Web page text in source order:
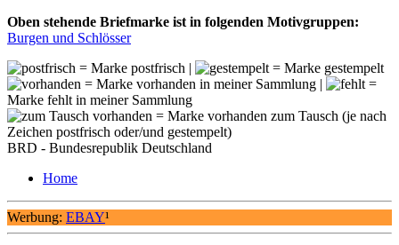
Oben stehende Briefmarke ist in folgenden Motivgruppen:
Burgen und Schlösser
= Marke postfrisch |
= Marke gestempelt
= Marke vorhanden in meiner Sammlung |
=
Marke fehlt in meiner Sammlung
= Marke vorhanden zum Tausch (je nach
Zeichen postfrisch oder/und gestempelt)
BRD - Bundesrepublik Deutschland
Home
Werbung: EBAY¹